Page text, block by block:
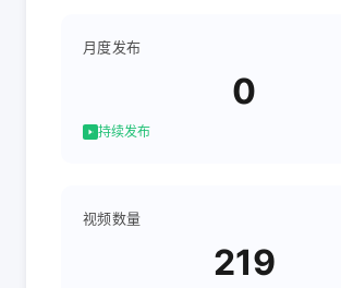
月度发布
0
持续发布
视频数量
219